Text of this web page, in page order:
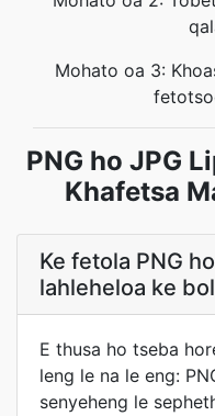
Mohato oa 3:
PNG ho JPG
Khafetsa
Ke fetola PNG
lahleheloa ke
E thusa ho tseba
leng le na le eng:
senyeheng le